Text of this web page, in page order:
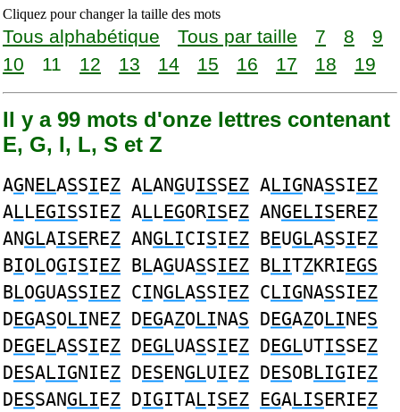
Cliquez pour changer la taille des mots
Tous alphabétique Tous par taille 7 8
9
10
11 12 13 14 15 16 17 18 19
Il y a 99 mots d'onze lettres contenant
E, G, I, L, S et Z
AGNELASSIEZ ALANGUISSEZ ALIGNASSIEZ
ALLEGISSIEZ ALLEGORISEZ ANGELISEREZ
ANGLAISEREZ ANGLICISIEZ BEUGLASSIEZ
BIOLOGISIEZ BLAGUASSIEZ BLITZKRIEGS
BLOGUASSIEZ CINGLASSIEZ CLIGNASSIEZ
DEGASOLINEZ DEGAZOLINAS DEGAZOLINES
DEGELASSIEZ DEGLUASSIEZ DEGLUTISSEZ
DESALIGNIEZ DESENGLUIEZ DESOBLIGIEZ
DESSANGLIEZ DIGITALISEZ EGALISERIEZ